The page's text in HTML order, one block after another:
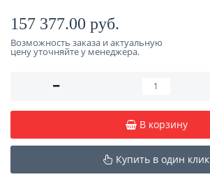
157 377.00 руб.
Возможность заказа и актуальную
цену уточняйте у менеджера.
В корзину
Купить в один клик